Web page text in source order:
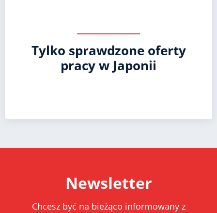
Tylko sprawdzone oferty
pracy w Japonii
Newsletter
Chcesz być na bieżąco informowany z